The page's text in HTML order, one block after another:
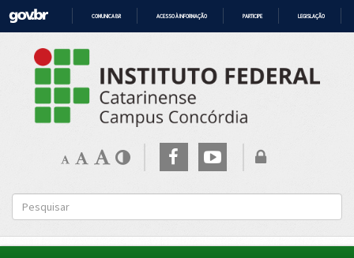
CONTEÚDO
COMUNICA BR ACESSO À INFORMAÇÃO PARTICIPE LEGISLAÇÃO